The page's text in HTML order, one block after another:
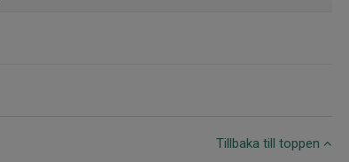
Tillbaka till toppen